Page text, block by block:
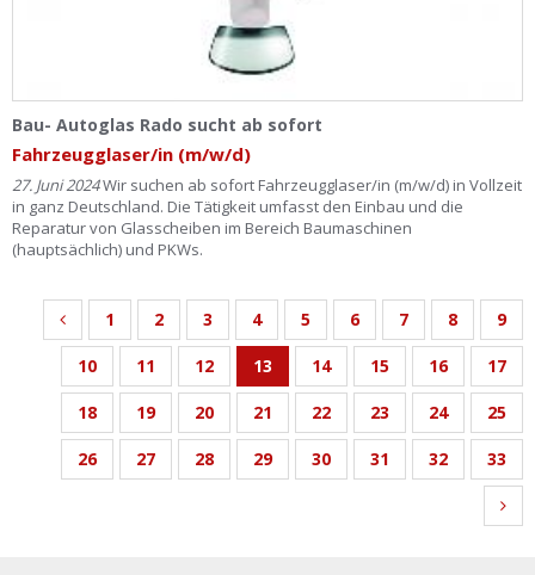
Bau- Autoglas Rado sucht ab sofort
Fahrzeugglaser/in (m/w/d)
27. Juni 2024Wir suchen ab sofort Fahrzeugglaser/in (m/w/d) in Vollzeit
in ganz Deutschland. Die Tätigkeit umfasst den Einbau und die
Reparatur von Glasscheiben im Bereich Baumaschinen
(hauptsächlich) und PKWs.
1 2 3 4 5 6 7 8 9
10 11 12 13 14 15 16 17
18 19 20 21 22 23 24 25
26 27 28 29 30 31 32 33